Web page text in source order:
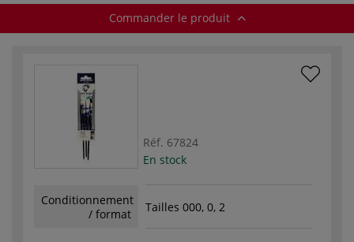
Commander le produit
Réf. 67824
En stock
Conditionnement
/ format
Tailles 000, 0, 2